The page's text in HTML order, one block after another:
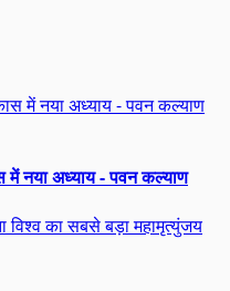
नया अध्याय - पवन कल्याण